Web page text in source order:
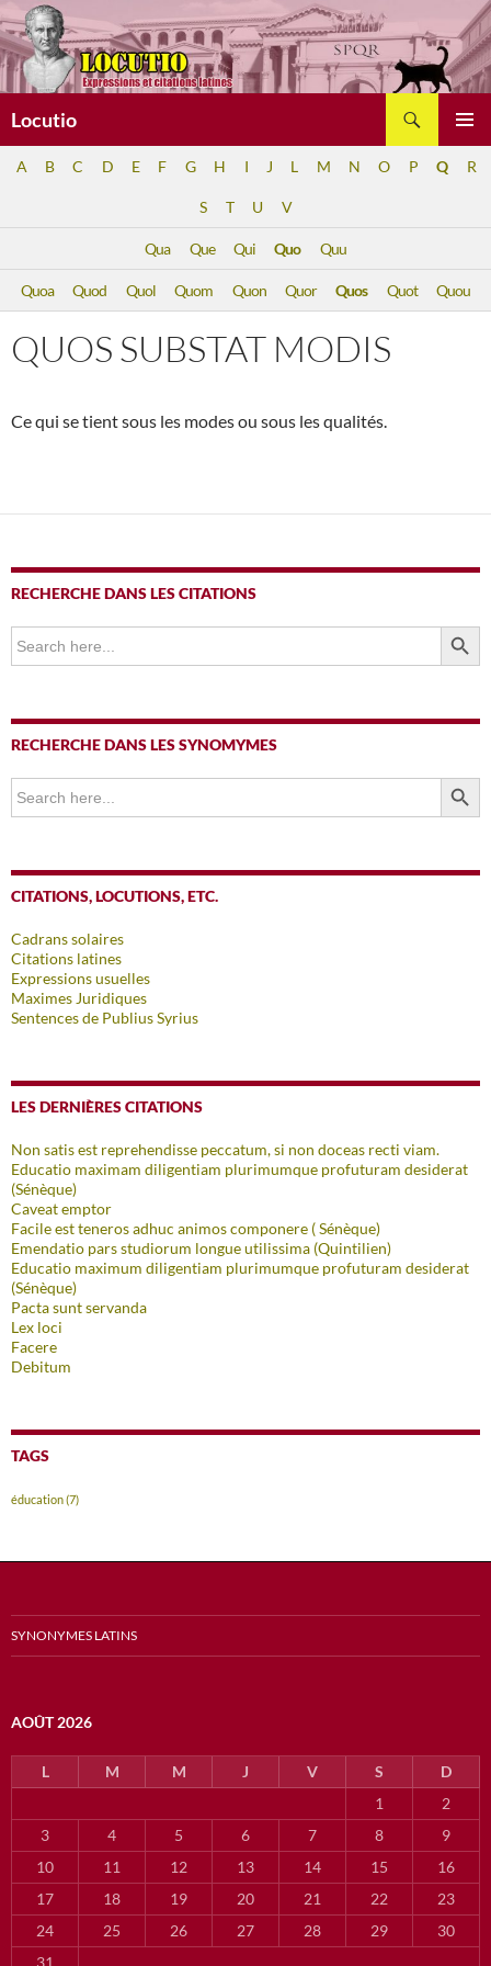
Aller
au
contenu
Locutio
A B C D E F G H I J L M N O P Q R
S T U V
Qua Que Qui Quo Quu
Quoa Quod Quol Quom Quon Quor Quos Quot Quou
QUOS SUBSTAT MODIS
Ce qui se tient sous les modes ou sous les qualités.
RECHERCHE DANS LES CITATIONS
Search
for:
SEARCH
RECHERCHE DANS LES SYNOMYMES
Search
for:
SEARCH
CITATIONS, LOCUTIONS, ETC.
Cadrans solaires
Citations latines
Expressions usuelles
Maximes Juridiques
Sentences de Publius Syrius
LES DERNIÈRES CITATIONS
Non satis est reprehendisse peccatum, si non doceas recti viam.
Educatio maximam diligentiam plurimumque profuturam desiderat
(Sénèque)
Caveat emptor
Facile est teneros adhuc animos componere ( Sénèque)
Emendatio pars studiorum longue utilissima (Quintilien)
Educatio maximum diligentiam plurimumque profuturam desiderat
(Sénèque)
Pacta sunt servanda
Lex loci
Facere
Debitum
TAGS
éducation(7)
SYNONYMES LATINS
AOÛT 2026
L M M J V S
D
1
2
3
4 5 6 7 8
9
10
11 12 13 14 15
16
17
18 19 20 21 22
23
24
25 26 27 28 29
30